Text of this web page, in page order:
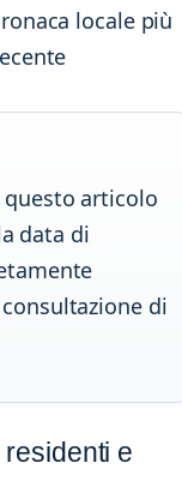
locale più
articolo
data di
di
e